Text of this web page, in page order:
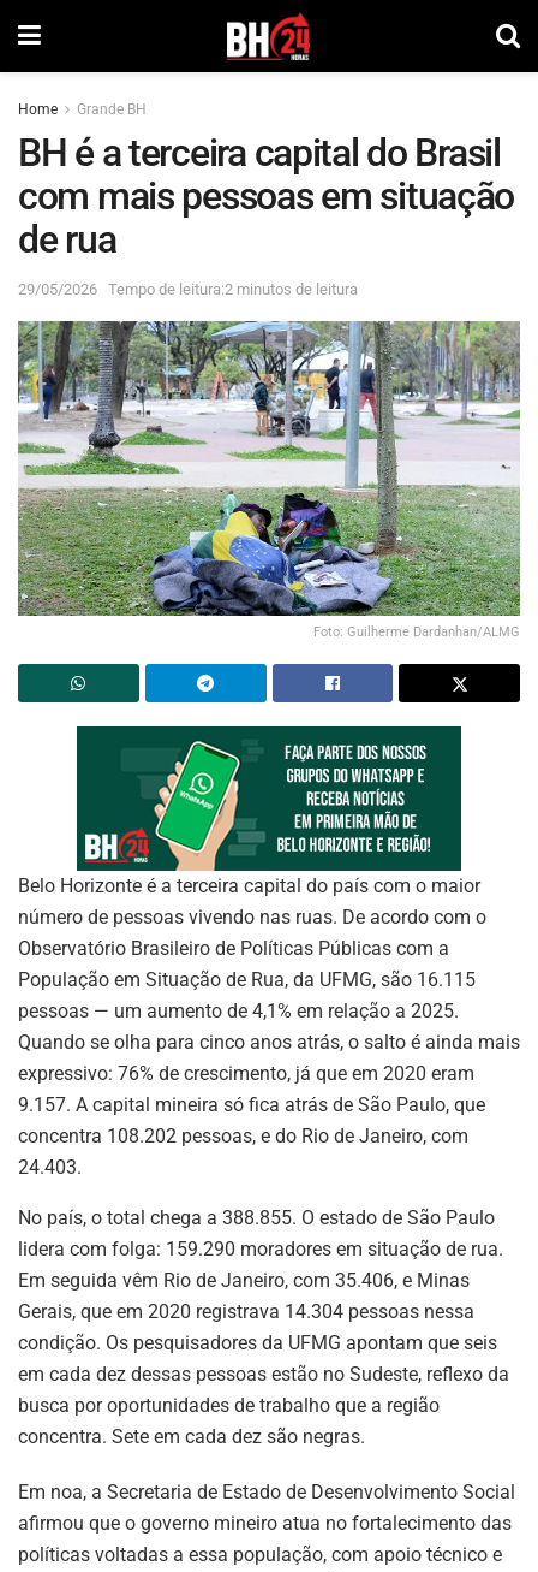
Home Grande BH
BH é a terceira capital do Brasil
com mais pessoas em situação
de rua
29/05/2026 Tempo de leitura:2 minutos de leitura
Foto: Guilherme Dardanhan/ALMG
Belo Horizonte é a terceira capital do país com o maior
número de pessoas vivendo nas ruas. De acordo com o
Observatório Brasileiro de Políticas Públicas com a
População em Situação de Rua, da UFMG, são 16.115
pessoas — um aumento de 4,1% em relação a 2025.
Quando se olha para cinco anos atrás, o salto é ainda mais
expressivo: 76% de crescimento, já que em 2020 eram
9.157. A capital mineira só fica atrás de São Paulo, que
concentra 108.202 pessoas, e do Rio de Janeiro, com
24.403.
No país, o total chega a 388.855. O estado de São Paulo
lidera com folga: 159.290 moradores em situação de rua.
Em seguida vêm Rio de Janeiro, com 35.406, e Minas
Gerais, que em 2020 registrava 14.304 pessoas nessa
condição. Os pesquisadores da UFMG apontam que seis
em cada dez dessas pessoas estão no Sudeste, reflexo da
busca por oportunidades de trabalho que a região
concentra. Sete em cada dez são negras.
Em noa, a Secretaria de Estado de Desenvolvimento Social
afirmou que o governo mineiro atua no fortalecimento das
políticas voltadas a essa população, com apoio técnico e